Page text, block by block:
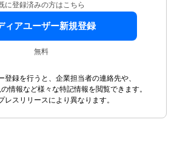
に登録済みの方はこちら
ィアユーザー新規登録
無料
登録を行うと、企業担当者の連絡先や、
情報など様々な特記情報を閲覧できます。
スリリースにより異なります。